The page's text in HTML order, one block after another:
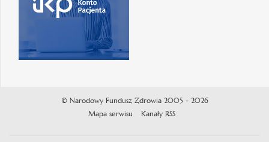
© Narodowy Fundusz Zdrowia 2005 - 2026
Mapa serwisu
Kanały RSS